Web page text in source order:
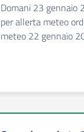
Domani 23 gennaio
per allerta meteo
meteo 22 gennaio